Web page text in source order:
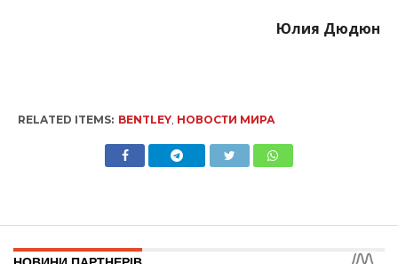
Юлия Дюдюн
RELATED ITEMS: BENTLEY, НОВОСТИ МИРА